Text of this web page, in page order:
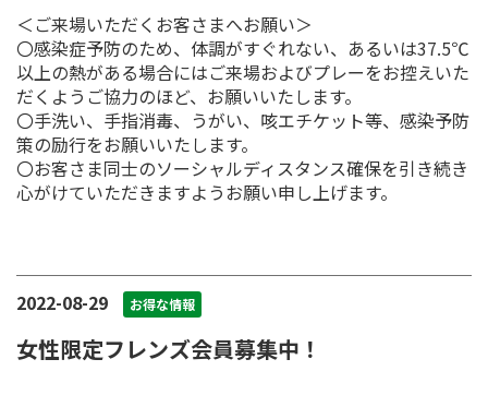
＜ご来場いただくお客さまへお願い＞
〇感染症予防のため、体調がすぐれない、あるいは37.5℃
以上の熱がある場合にはご来場およびプレーをお控えいた
だくようご協力のほど、お願いいたします。
〇手洗い、手指消毒、うがい、咳エチケット等、感染予防
策の励行をお願いいたします。
〇お客さま同士のソーシャルディスタンス確保を引き続き
心がけていただきますようお願い申し上げます。
2022-08-29 お得な情報
女性限定フレンズ会員募集中！